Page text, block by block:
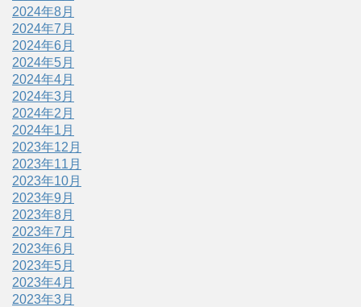
2024年8月
2024年7月
2024年6月
2024年5月
2024年4月
2024年3月
2024年2月
2024年1月
2023年12月
2023年11月
2023年10月
2023年9月
2023年8月
2023年7月
2023年6月
2023年5月
2023年4月
2023年3月